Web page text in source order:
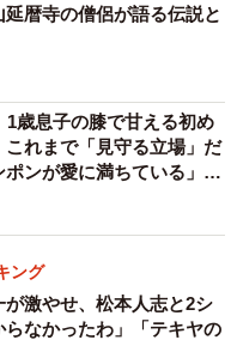
暦寺の僧侶が語る伝説と
歳息子の膝で甘える初め
れまで「見守る立場」だ
ンが愛に満ちている」
ング
が激やせ、松本人志と2シ
らなかったわ」「テキヤの